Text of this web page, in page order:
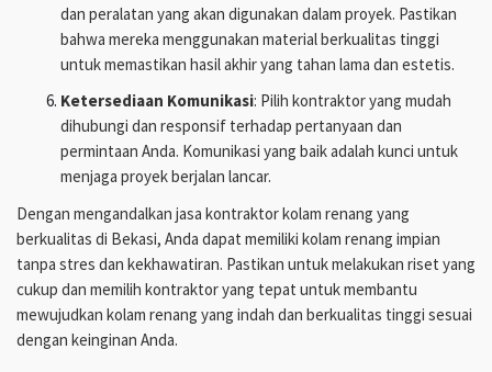
dan peralatan yang akan digunakan dalam proyek. Pastikan
bahwa mereka menggunakan material berkualitas tinggi
untuk memastikan hasil akhir yang tahan lama dan estetis.
Ketersediaan Komunikasi: Pilih kontraktor yang mudah
dihubungi dan responsif terhadap pertanyaan dan
permintaan Anda. Komunikasi yang baik adalah kunci untuk
menjaga proyek berjalan lancar.
Dengan mengandalkan jasa kontraktor kolam renang yang
berkualitas di Bekasi, Anda dapat memiliki kolam renang impian
tanpa stres dan kekhawatiran. Pastikan untuk melakukan riset yang
cukup dan memilih kontraktor yang tepat untuk membantu
mewujudkan kolam renang yang indah dan berkualitas tinggi sesuai
dengan keinginan Anda.